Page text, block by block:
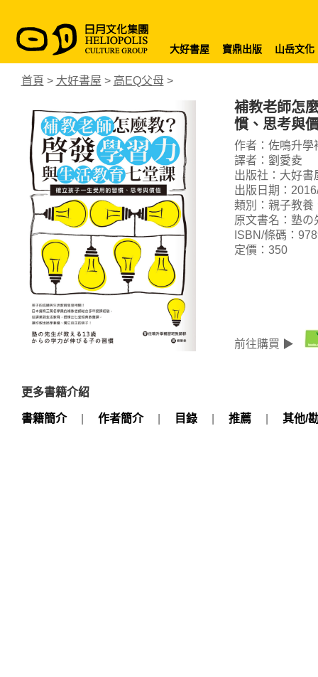
大好書屋 寶鼎出版 山岳文化
首頁 > 大好書屋 > 高EQ父母 >
補教老師怎
慣、思考與
作者：佐鳴升學
譯者：劉愛夌
出版社：大好書
出版日期：
類別：親子教養
原文書名：塾の
ISBN/條碼：
定價：350
前往購買 ▶
更多書籍介紹
書籍簡介 作者簡介 目錄 推薦 其他/